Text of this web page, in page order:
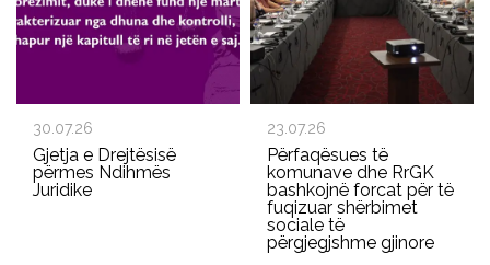
30.07.26
Gjetja e Drejtësisë
përmes Ndihmës
Juridike
23.07.26
Përfaqësues të
komunave dhe RrGK
bashkojnë forcat për të
fuqizuar shërbimet
sociale të
përgjegjshme gjinore